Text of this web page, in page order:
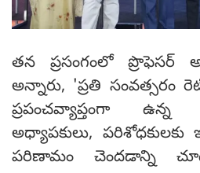
తన ప్రసంగంలో
అన్నారు, 'ప్రతి సంవత్సరం
ప్రపంచవ్యాప్తంగా
అధ్యాపకులు,
పరిణామం చెందడాన్ని